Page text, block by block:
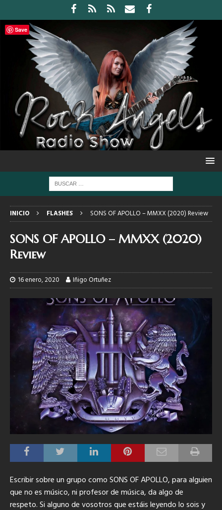
INICIO FLASHES SONS OF APOLLO – MMXX (2020) Review
SONS OF APOLLO – MMXX (2020)
Review
16 enero, 2020 Iñigo Ortuñez
Escribir sobre un grupo como SONS OF APOLLO, para alguien
que no es músico, ni profesor de música, da algo de
respeto.Si alguno de vosotros que estáis leyendo lo sois y
Save